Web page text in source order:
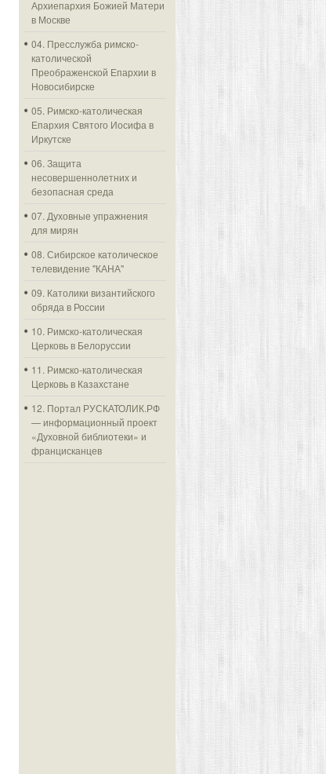
Архиепархия Божией Матери
в Москве
04. Пресслужба римско-
католической
Преображенской Епархии в
Новосибирске
05. Римско-католическая
Епархия Святого Иосифа в
Иркутске
06. Защита
несовершеннолетних и
безопасная среда
07. Духовные упражнения
для мирян
08. Сибирское католическое
телевидение "КАНА"
09. Католики византийского
обряда в России
10. Римско-католическая
Церковь в Белоруссии
11. Римско-католическая
Церковь в Казахстане
12. Портал РУСКАТОЛИК.РФ
— информационный проект
«Духовной библиотеки» и
францисканцев